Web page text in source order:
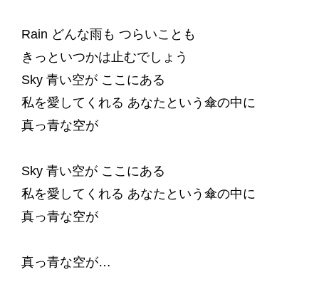
Rain どんな雨も つらいことも
きっといつかは止むでしょう
Sky 青い空が ここにある
私を愛してくれる あなたという傘の中に
真っ青な空が
Sky 青い空が ここにある
私を愛してくれる あなたという傘の中に
真っ青な空が
真っ青な空が…